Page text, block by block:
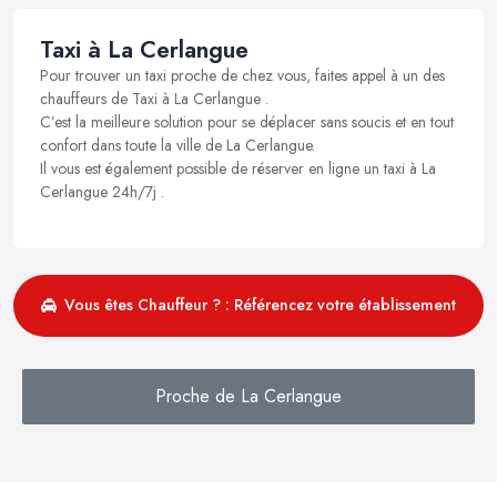
Taxi à La Cerlangue
Pour trouver un taxi proche de chez vous, faites appel à un des
chauffeurs de Taxi à La Cerlangue .
C’est la meilleure solution pour se déplacer sans soucis et en tout
confort dans toute la ville de La Cerlangue.
Il vous est également possible de réserver en ligne un taxi à La
Cerlangue 24h/7j .
Vous êtes Chauffeur ? : Référencez votre établissement
Proche de La Cerlangue